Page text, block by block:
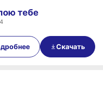
тебе
Скачать